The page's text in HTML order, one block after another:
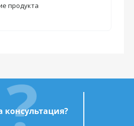
продукта
консультация?